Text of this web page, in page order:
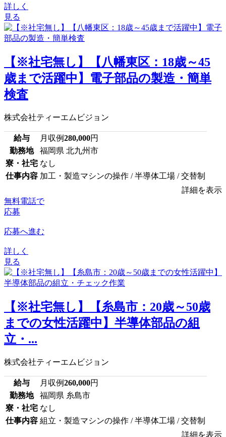
詳しく
見る
【※社宅無し】【八幡東区：18歳～45
歳まで活躍中】電子部品の製造・簡単
検査
株式会社ティーエムビジョン
給与 月収例280,000円
勤務地
福岡県 北九州市
寮・社宅 なし
仕事内容 加工・製造マシンの操作 / 半導体工場 / 交替制
詳細を表示
無料電話で
応募
応募へ進む
詳しく
見る
【※社宅無し】【糸島市：20歳～50歳
までの女性活躍中】半導体部品の組
立・...
株式会社ティーエムビジョン
給与 月収例260,000円
勤務地
福岡県 糸島市
寮・社宅 なし
仕事内容 組立・製造マシンの操作 / 半導体工場 / 交替制
詳細を表示